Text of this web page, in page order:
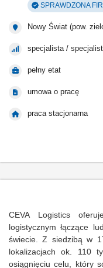
SPRAWDZONA
Nowy Świat (pow.
specjalista /
pełny etat
umowa o pracę
praca stacjonarna
CEVA Logistics
logistycznym łączące
świecie. Z siedzibą w
lokalizacjach ok. 110
osiągnięciu celu, który